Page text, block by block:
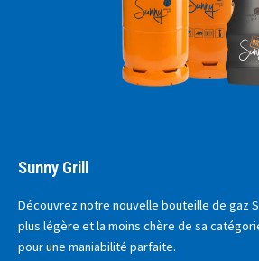
Sunny Grill
Découvrez notre nouvelle bouteille de gaz
plus légère et la moins chère de sa
pour une maniabilité parfaite.